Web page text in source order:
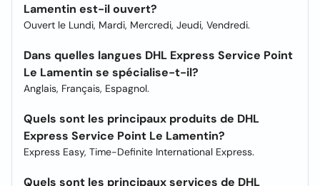
Lamentin est-il ouvert?
Ouvert le Lundi, Mardi, Mercredi, Jeudi, Vendredi.
Dans quelles langues DHL Express Service Point
Le Lamentin se spécialise-t-il?
Anglais, Français, Espagnol.
Quels sont les principaux produits de DHL
Express Service Point Le Lamentin?
Express Easy, Time-Definite International Express.
Quels sont les principaux services de DHL